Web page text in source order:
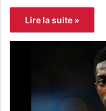
Lire la suite »